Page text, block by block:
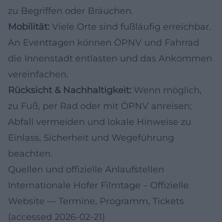
zu Begriffen oder Bräuchen.
Mobilität: Viele Orte sind fußläufig erreichbar.
An Eventtagen können ÖPNV und Fahrrad
die Innenstadt entlasten und das Ankommen
vereinfachen.
Rücksicht & Nachhaltigkeit: Wenn möglich,
zu Fuß, per Rad oder mit ÖPNV anreisen;
Abfall vermeiden und lokale Hinweise zu
Einlass, Sicherheit und Wegeführung
beachten.
Quellen und offizielle Anlaufstellen
Internationale Hofer Filmtage – Offizielle
Website — Termine, Programm, Tickets
(accessed 2026-02-21)